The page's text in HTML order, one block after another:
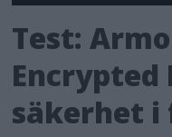
Test:
Encrypted
säkerhet i